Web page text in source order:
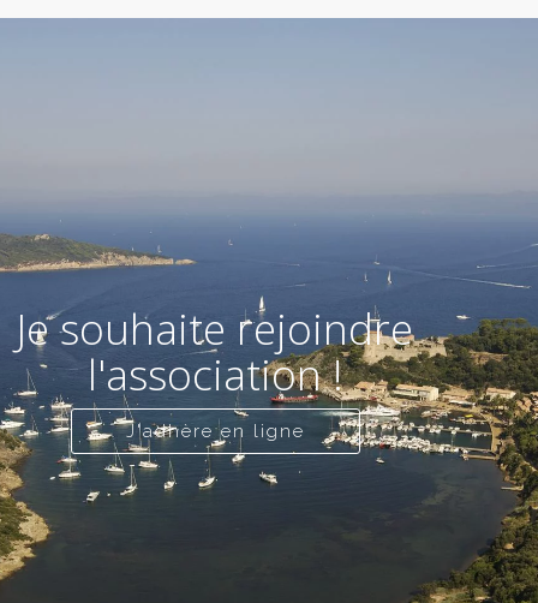
Je souhaite rejoindre
l'association !
J'adhère en ligne